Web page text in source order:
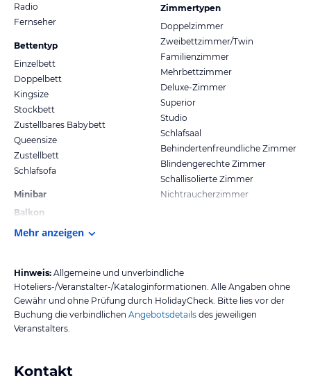
Radio
Fernseher
Bettentyp
Einzelbett
Doppelbett
Kingsize
Stockbett
Zustellbares Babybett
Queensize
Zustellbett
Schlafsofa
Minibar
Balkon
Zimmertypen
Doppelzimmer
Zweibettzimmer/Twin
Familienzimmer
Mehrbettzimmer
Deluxe-Zimmer
Superior
Studio
Schlafsaal
Behindertenfreundliche Zimmer
Blindengerechte Zimmer
Schallisolierte Zimmer
Nichtraucherzimmer
Mehr anzeigen
Hinweis: Allgemeine und unverbindliche
Hoteliers-/Veranstalter-/Kataloginformationen. Alle Angaben ohne
Gewähr und ohne Prüfung durch HolidayCheck. Bitte lies vor der
Buchung die verbindlichen Angebotsdetails des jeweiligen
Veranstalters.
Kontakt